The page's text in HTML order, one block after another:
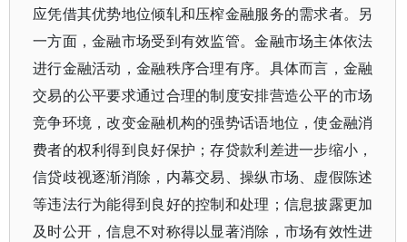
应凭借其优势地位倾轧和压榨金融服务的需求者。另
一方面，金融市场受到有效监管。金融市场主体依法
进行金融活动，金融秩序合理有序。具体而言，金融
交易的公平要求通过合理的制度安排营造公平的市场
竞争环境，改变金融机构的强势话语地位，使金融消
费者的权利得到良好保护；存贷款利差进一步缩小，
信贷歧视逐渐消除，内幕交易、操纵市场、虚假陈述
等违法行为能得到良好的控制和处理；信息披露更加
及时公开，信息不对称得以显著消除，市场有效性进